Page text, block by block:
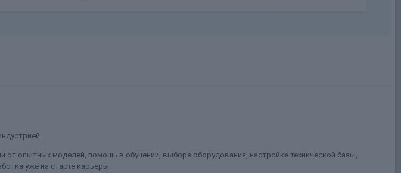
опытных моделей, помощь в обучении, выборе оборудования, настройке технической базы,
уже на старте карьеры.